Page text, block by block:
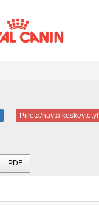
Piilota/näytä keskeytetyt
PDF